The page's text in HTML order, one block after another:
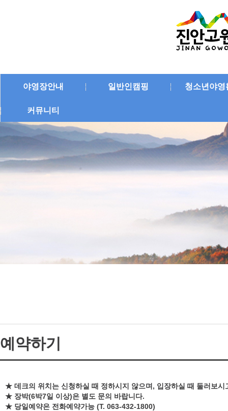
야영장안내 일반인캠핑 청소년야영
커뮤니티
예약하기
★ 데크의 위치는 신청하실 때 정하시지 않으며, 입장하실 때 둘러보시
★ 장박(6박7일 이상)은 별도 문의 바랍니다.
★ 당일예약은 전화예약가능 (T. 063-432-1800)